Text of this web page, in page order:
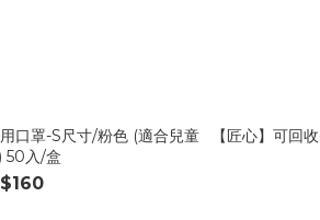
口罩-S尺寸/粉色 (適合兒童
4-8歲) 50入/盒
【匠心】可回